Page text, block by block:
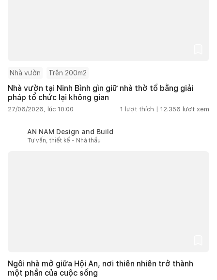
Nhà vườn Trên 200m2
Nhà vườn tại Ninh Bình gìn giữ nhà thờ tổ bằng giải
pháp tổ chức lại không gian
27/06/2026, lúc 10:00 1 lượt thích | 12.356 lượt xem
AN NAM Design and Build
Tư vấn, thiết kế - Nhà thầu
Ngôi nhà mở giữa Hội An, nơi thiên nhiên trở thành
một phần của cuộc sống